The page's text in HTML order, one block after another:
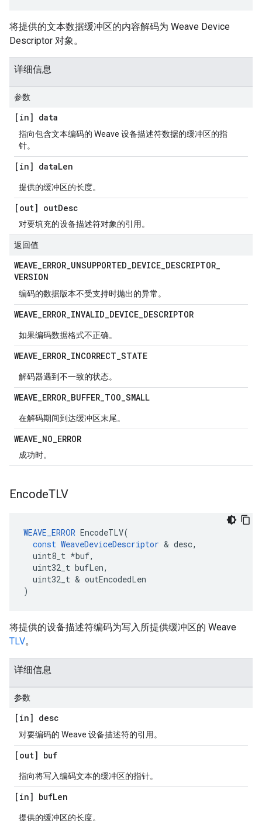
将提供的文本数据缓冲区的内容解码为 Weave Device
Descriptor 对象。
详细信息
参数
[in] data
指向包含文本编码的 Weave 设备描述符数据的缓冲区的指
针。
[in] dataLen
提供的缓冲区的长度。
[out] outDesc
对要填充的设备描述符对象的引用。
返回值
WEAVE_ERROR_UNSUPPORTED_DEVICE_DESCRIPTOR_
VERSION
编码的数据版本不受支持时抛出的异常。
WEAVE_ERROR_INVALID_DEVICE_DESCRIPTOR
如果编码数据格式不正确。
WEAVE_ERROR_INCORRECT_STATE
解码器遇到不一致的状态。
WEAVE_ERROR_BUFFER_TOO_SMALL
在解码期间到达缓冲区末尾。
WEAVE_NO_ERROR
成功时。
EncodeTLV
WEAVE_ERROR EncodeTLV(
const WeaveDeviceDescriptor & desc,
uint8_t *buf,
uint32_t bufLen,
uint32_t & outEncodedLen
)
将提供的设备描述符编码为写入所提供缓冲区的 Weave
TLV。
详细信息
参数
[in] desc
对要编码的 Weave 设备描述符的引用。
[out] buf
指向将写入编码文本的缓冲区的指针。
[in] bufLen
提供的缓冲区的长度。